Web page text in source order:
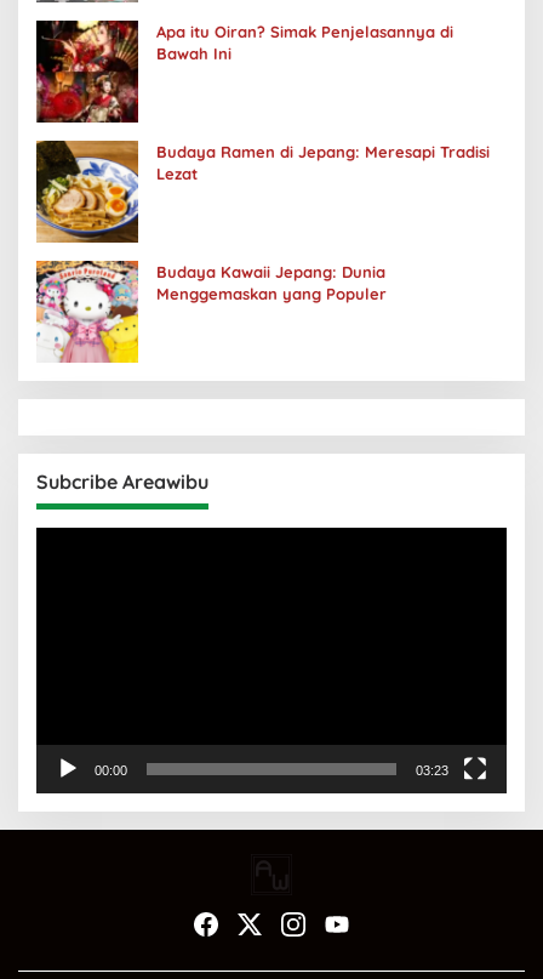
Apa itu Oiran? Simak Penjelasannya di
Bawah Ini
Budaya Ramen di Jepang: Meresapi Tradisi
Lezat
Budaya Kawaii Jepang: Dunia
Menggemaskan yang Populer
Subcribe Areawibu
00:00 03:23